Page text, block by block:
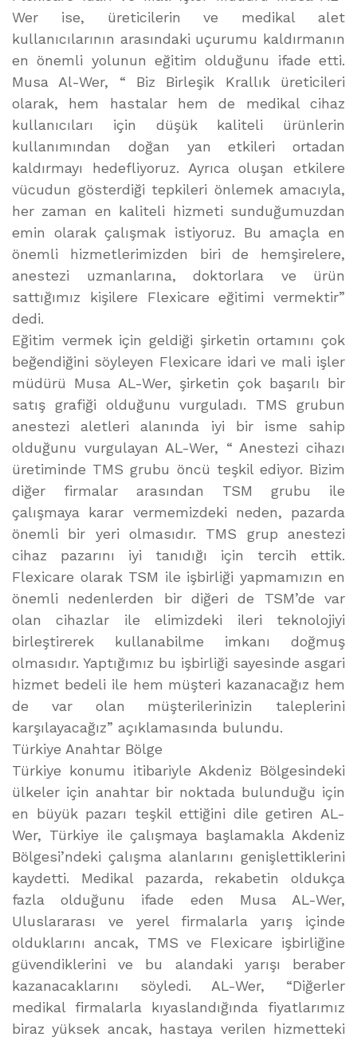
Wer ise, üreticilerin ve medikal alet
kullanıcılarının arasındaki uçurumu kaldırmanın
en önemli yolunun eğitim olduğunu ifade etti.
Musa Al-Wer, “ Biz Birleşik Krallık üreticileri
olarak, hem hastalar hem de medikal cihaz
kullanıcıları için düşük kaliteli ürünlerin
kullanımından doğan yan etkileri ortadan
kaldırmayı hedefliyoruz. Ayrıca oluşan etkilere
vücudun gösterdiği tepkileri önlemek amacıyla,
her zaman en kaliteli hizmeti sunduğumuzdan
emin olarak çalışmak istiyoruz. Bu amaçla en
önemli hizmetlerimizden biri de hemşirelere,
anestezi uzmanlarına, doktorlara ve ürün
sattığımız kişilere Flexicare eğitimi vermektir”
dedi.
Eğitim vermek için geldiği şirketin ortamını çok
beğendiğini söyleyen Flexicare idari ve mali işler
müdürü Musa AL-Wer, şirketin çok başarılı bir
satış grafiği olduğunu vurguladı. TMS grubun
anestezi aletleri alanında iyi bir isme sahip
olduğunu vurgulayan AL-Wer, “ Anestezi cihazı
üretiminde TMS grubu öncü teşkil ediyor. Bizim
diğer firmalar arasından TSM grubu ile
çalışmaya karar vermemizdeki neden, pazarda
önemli bir yeri olmasıdır. TMS grup anestezi
cihaz pazarını iyi tanıdığı için tercih ettik.
Flexicare olarak TSM ile işbirliği yapmamızın en
önemli nedenlerden bir diğeri de TSM’de var
olan cihazlar ile elimizdeki ileri teknolojiyi
birleştirerek kullanabilme imkanı doğmuş
olmasıdır. Yaptığımız bu işbirliği sayesinde asgari
hizmet bedeli ile hem müşteri kazanacağız hem
de var olan müşterilerinizin taleplerini
karşılayacağız” açıklamasında bulundu.
Türkiye Anahtar Bölge
Türkiye konumu itibariyle Akdeniz Bölgesindeki
ülkeler için anahtar bir noktada bulunduğu için
en büyük pazarı teşkil ettiğini dile getiren AL-
Wer, Türkiye ile çalışmaya başlamakla Akdeniz
Bölgesi’ndeki çalışma alanlarını genişlettiklerini
kaydetti. Medikal pazarda, rekabetin oldukça
fazla olduğunu ifade eden Musa AL-Wer,
Uluslararası ve yerel firmalarla yarış içinde
olduklarını ancak, TMS ve Flexicare işbirliğine
güvendiklerini ve bu alandaki yarışı beraber
kazanacaklarını söyledi. AL-Wer, “Diğerler
medikal firmalarla kıyaslandığında fiyatlarımız
biraz yüksek ancak, hastaya verilen hizmetteki